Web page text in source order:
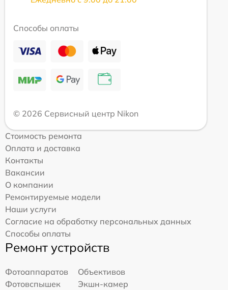
Способы оплаты
© 2026 Сервисный центр Nikon
Стоимость ремонта
Оплата и доставка
Контакты
Вакансии
О компании
Ремонтируемые модели
Наши услуги
Согласие на обработку персональных данных
Способы оплаты
Ремонт устройств
Фотоаппаратов
Объективов
Фотовспышек
Экшн-камер